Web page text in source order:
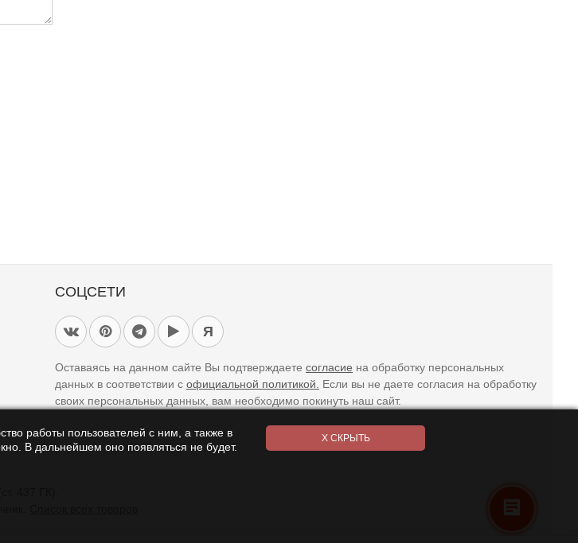
СОЦСЕТИ
Я
Оставаясь на данном сайте Вы подтверждаете согласие на обработку персональных
данных в соответствии с официальной политикой.
Если вы не даете согласия на обработку
своих персональных данных, вам необходимо покинуть наш сайт.
работы пользователей с ним, а также в
В дальнейшем оно появляться не будет.